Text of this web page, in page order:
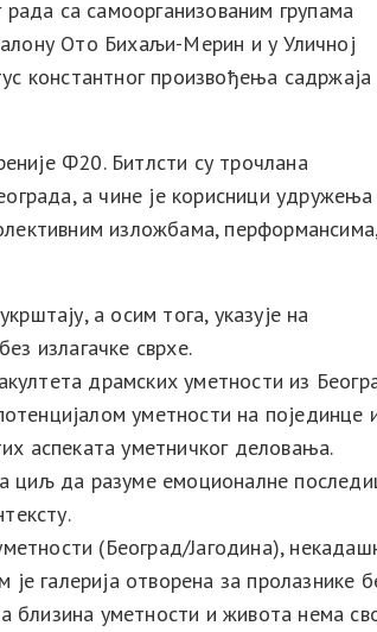
са самоорганизованим групама
Ото Бихаљи-Мерин и у Уличној
константног произвођења садржаја
Ф20. Битлсти су трочлана
а чине је корисници удружења
изложбама,
а осим тога, указује на
излагачке сврхе.
драмских уметности из
уметности на појединце
аспеката уметничког деловања.
циљ да разуме емоционалне
(Београд/Јагодина),
је галерија отворена за пролазнике
уметности и живота нема